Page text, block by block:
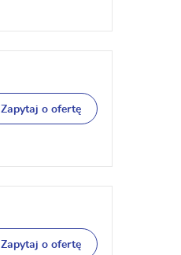
Zapytaj o ofertę
Zapytaj o ofertę